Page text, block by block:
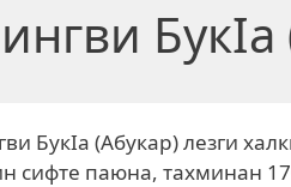
БукIа
БукIа (Абукар) лезги
сифте паюна, тахминан